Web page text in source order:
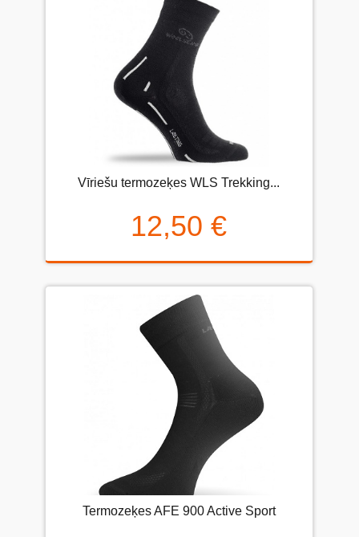
Vīriešu termozeķes WLS Trekking...
12,50 €
Termozeķes AFE 900 Active Sport